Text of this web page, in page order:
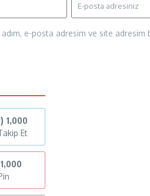
e-posta adresim ve site adresim
1,000
Et
1,000